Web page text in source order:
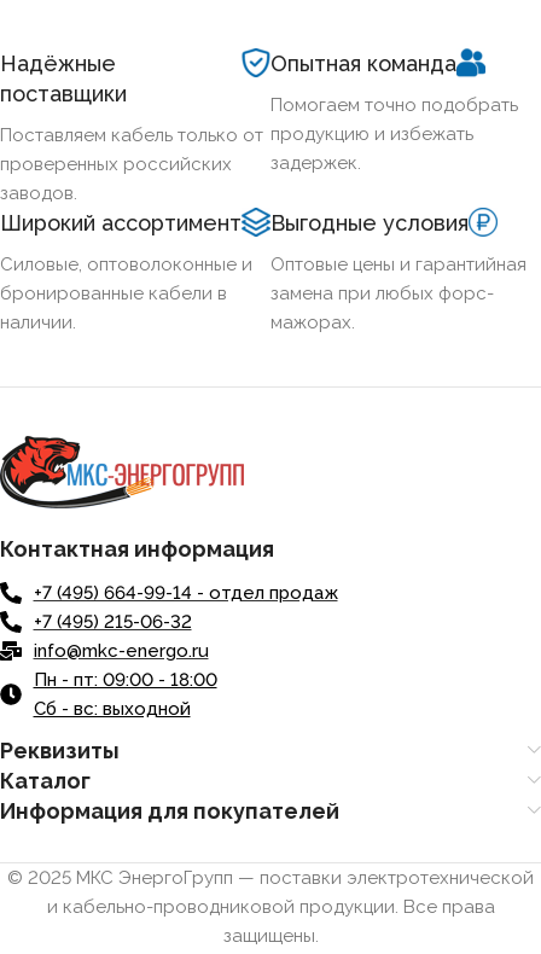
Надёжные
поставщики
Поставляем кабель только от
проверенных российских
заводов.
Опытная команда
Помогаем точно подобрать
продукцию и избежать
задержек.
Широкий ассортимент
Силовые, оптоволоконные и
бронированные кабели в
наличии.
Выгодные условия
Оптовые цены и гарантийная
замена при любых форс-
мажорах.
Контактная информация
+7 (495) 664-99-14 - отдел продаж
+7 (495) 215-06-32
info@mkc-energo.ru
Пн - пт: 09:00 - 18:00
Сб - вс: выходной
Реквизиты
Каталог
Информация для покупателей
© 2025 МКС ЭнергоГрупп — поставки электротехнической
и кабельно-проводниковой продукции. Все права
защищены.